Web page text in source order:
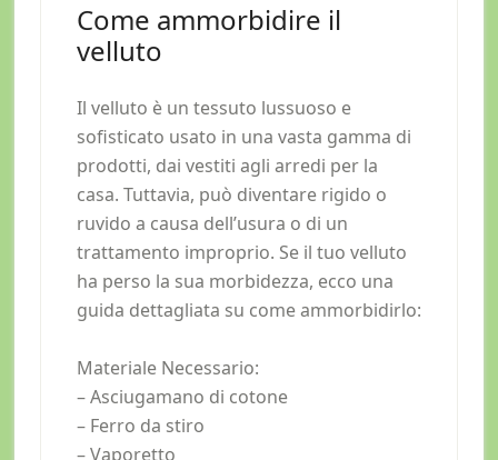
Come ammorbidire il
velluto
Il velluto è un tessuto lussuoso e
sofisticato usato in una vasta gamma di
prodotti, dai vestiti agli arredi per la
casa. Tuttavia, può diventare rigido o
ruvido a causa dell’usura o di un
trattamento improprio. Se il tuo velluto
ha perso la sua morbidezza, ecco una
guida dettagliata su come ammorbidirlo:
Materiale Necessario:
– Asciugamano di cotone
– Ferro da stiro
– Vaporetto